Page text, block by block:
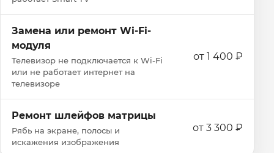
Замена или ремонт Wi‑Fi-
модуля
Телевизор не подключается к Wi‑Fi
или не работает интернет на
телевизоре
от 1 400 ₽
Ремонт шлейфов матрицы
Рябь на экране, полосы и
искажения изображения
от 3 300 ₽